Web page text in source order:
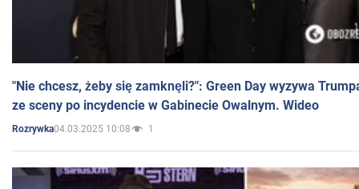
"Nie chcesz, żeby się zamknęli?": Green Day wyzywa
ze sceny po incydencie w Gabinecie Owalnym. Wideo
Rozrywka04.03.2025 10:08 1